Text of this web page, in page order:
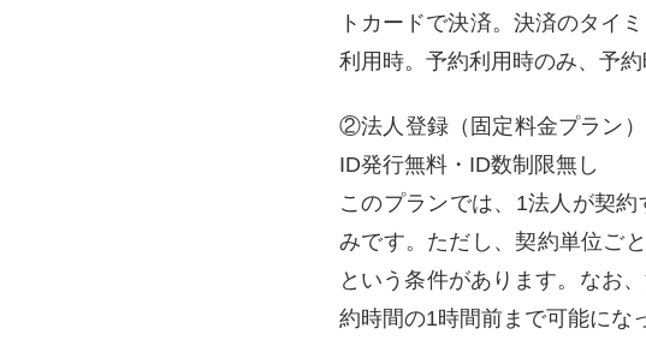
トカードで決済。決済のタイ
利用時。予約利用時のみ、予
②法人登録（固定料金プラン
ID発行無料・ID数制限無し
このプランでは、1法人が契
みです。ただし、契約単位ご
という条件があります。なお
約時間の1時間前まで可能にな